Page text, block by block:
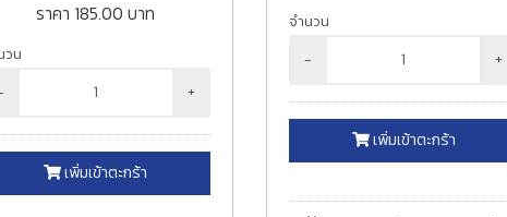
ราคา 185.00 บาท
วน
+
เพิ่มเข้าตะกร้า
จำนวน
- +
เพิ่มเข้าตะกร้า